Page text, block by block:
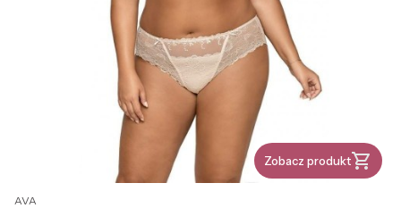
Zobacz produkt
PRODUCENT
AVA